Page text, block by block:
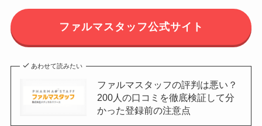
ファルマスタッフ公式サイト
あわせて読みたい
ファルマスタッフの評判は悪い？
200人の口コミを徹底検証して分
かった登録前の注意点